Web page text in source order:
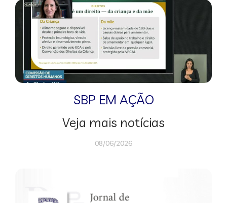
SBP EM AÇÃO
Veja mais notícias
08/06/2026